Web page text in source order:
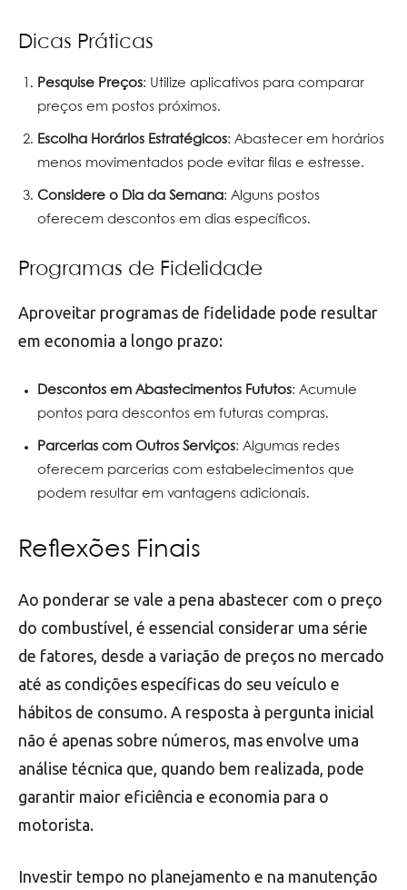
Dicas Práticas
Pesquise Preços: Utilize aplicativos para comparar
preços em postos próximos.
Escolha Horários Estratégicos: Abastecer em horários
menos movimentados pode evitar filas e estresse.
Considere o Dia da Semana: Alguns postos
oferecem descontos em dias específicos.
Programas de Fidelidade
Aproveitar programas de fidelidade pode resultar
em economia a longo prazo:
Descontos em Abastecimentos Fututos: Acumule
pontos para descontos em futuras compras.
Parcerias com Outros Serviços: Algumas redes
oferecem parcerias com estabelecimentos que
podem resultar em vantagens adicionais.
Reflexões Finais
Ao ponderar se vale a pena abastecer com o preço
do combustível, é essencial considerar uma série
de fatores, desde a variação de preços no mercado
até as condições específicas do seu veículo e
hábitos de consumo. A resposta à pergunta inicial
não é apenas sobre números, mas envolve uma
análise técnica que, quando bem realizada, pode
garantir maior eficiência e economia para o
motorista.
Investir tempo no planejamento e na manutenção